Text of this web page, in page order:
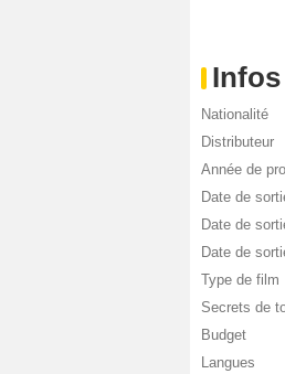
Nationalité
Distributeur
Année de
Date de
Date de
Date de
Type de film
Secrets de
Budget
Langues